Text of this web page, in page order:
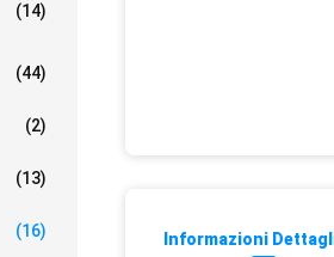
(14)
(44)
(2)
(13)
(16) Informazioni